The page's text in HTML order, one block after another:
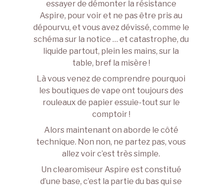
essayer de démonter la résistance
Aspire, pour voir et ne pas être pris au
dépourvu, et vous avez dévissé, comme le
schéma sur la notice … et catastrophe, du
liquide partout, plein les mains, sur la
table, bref la misère !
Là vous venez de comprendre pourquoi
les boutiques de vape ont toujours des
rouleaux de papier essuie-tout sur le
comptoir !
Alors maintenant on aborde le côté
technique. Non non, ne partez pas, vous
allez voir c’est très simple.
Un clearomiseur Aspire est constitué
d’une base, c’est la partie du bas qui se